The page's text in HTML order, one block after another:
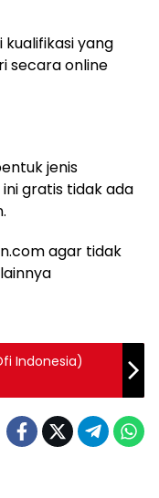
yang
secara online
jenis
gratis tidak ada
agar tidak
Indonesia)